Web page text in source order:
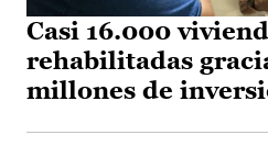
Casi 16.000
rehabilitadas
millones de